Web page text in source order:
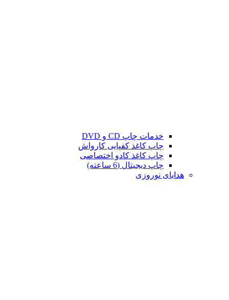
خدمات چاپ CD و DVD
چاپ کاغذ کفپایی کارواش
چاپ کاغذ کادو اختصاصی
چاپ دیجیتال (6 ساعته)
هدایای نوروزی